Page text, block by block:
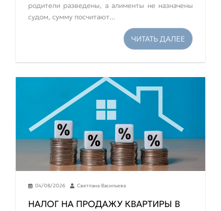
родители разведены, а алименты не назначены
судом, сумму посчитают...
ЧИТАТЬ ДАЛЕЕ
04/08/2026 Светлана Васильева
НАЛОГ НА ПРОДАЖУ КВАРТИРЫ В